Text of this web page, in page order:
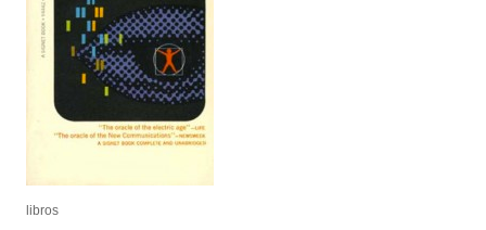
libros
libros